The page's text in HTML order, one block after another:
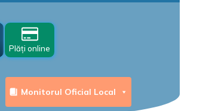
Plăți online
Monitorul Oficial Local